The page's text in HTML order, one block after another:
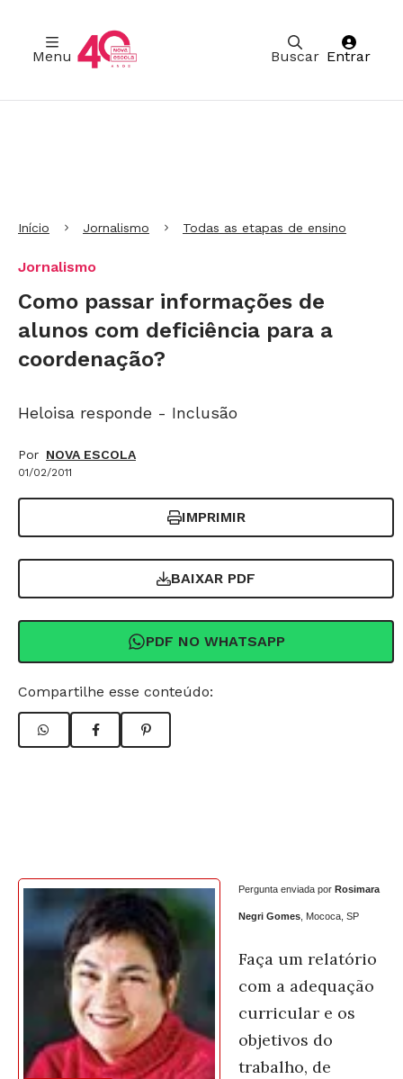
Buscar
Menu Entrar
Início Jornalismo Todas as etapas de ensino
Jornalismo
Como passar informações de
alunos com deficiência para a
coordenação?
Heloisa responde - Inclusão
Por NOVA ESCOLA
01/02/2011
IMPRIMIR
BAIXAR PDF
PDF NO WHATSAPP
Compartilhe esse conteúdo:
Pergunta enviada por Rosimara
Negri Gomes , Mococa, SP
Faça um relatório
com a adequação
curricular e os
objetivos do
trabalho, de